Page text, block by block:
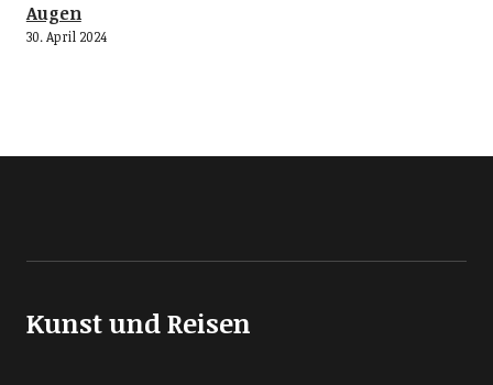
Augen
30. April 2024
Kunst und Reisen